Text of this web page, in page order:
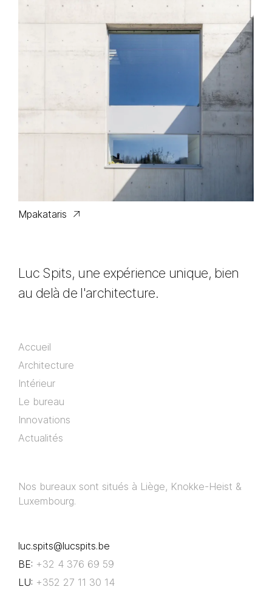
Mpakataris
Luc Spits, une expérience unique, bien
au delà de l'architecture.
Accueil
Architecture
Intérieur
Le bureau
Innovations
Actualités
Nos bureaux sont situés à Liège, Knokke-Heist &
Luxembourg.
luc.spits@lucspits.be
BE: +32 4 376 69 59
LU: +352 27 11 30 14